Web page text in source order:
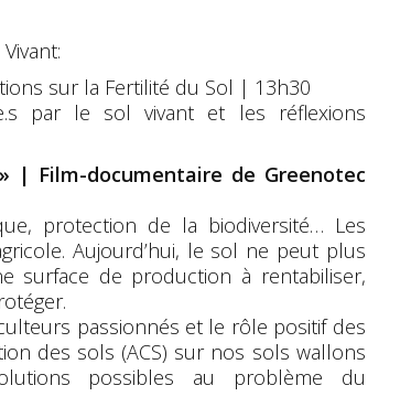
sur la Fertilité du Sol | 13h30
par le sol vivant et les réflexions
Film-documentaire de Greenotec
protection de la biodiversité… Les
Aujourd’hui, le sol ne peut plus
surface de production à rentabiliser,
passionnés et le rôle positif des
des sols (ACS) sur nos sols wallons
possibles au problème du